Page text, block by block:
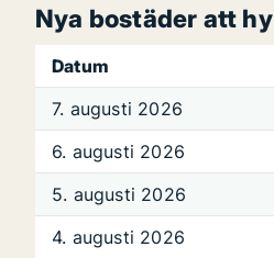
Nya bostäder att
Datum
7. augusti 2026
6. augusti 2026
5. augusti 2026
4. augusti 2026